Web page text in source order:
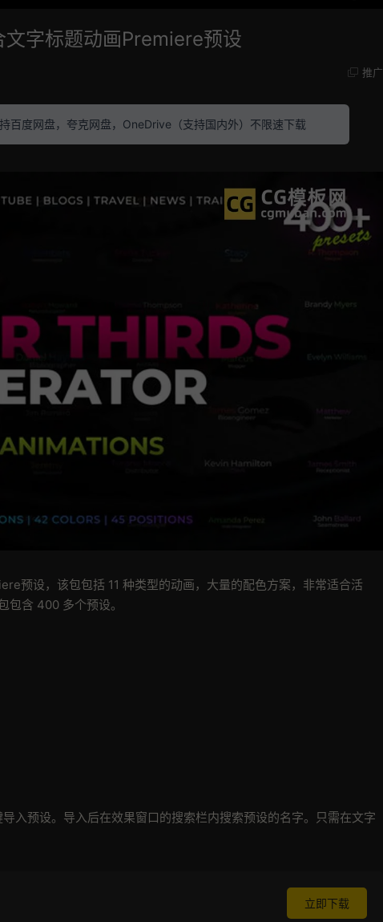
字标题动画Premiere预设
推广
度网盘，夸克网盘，OneDrive（支持国内外）不限速下载
预设，该包包括 11 种类型的动画，大量的配色方案，非常适合活
包含 400 多个预设。
入预设。导入后在效果窗口的搜索栏内搜索预设的名字。只需在文字
立即下载